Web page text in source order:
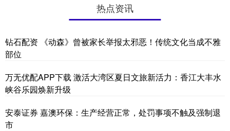
热点资讯
钻石配资 《动森》曾被家长举报太邪恶！传统文化当成不雅
部位
万无优配APP下载 激活大湾区夏日文旅新活力：香江大丰水
峡谷乐园焕新升级
安泰证券 嘉澳环保：生产经营正常，处罚事项不触及强制退
市